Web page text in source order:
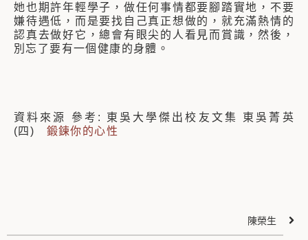
她也期許年輕學子，做任何事情都要腳踏實地，不要
嫌待遇低，而是要找自己真正想做的，就充滿熱情的
認真去做好它，總會有眼尖的人看見而賞識，然後，
別忘了要有一個健康的身體。
資料來源 參考: 東吳大學傑出校友文集 東吳菁英
(四) 鍛鍊你的心性
陳榮生